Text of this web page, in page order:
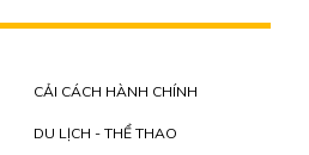
CẢI CÁCH HÀNH CHÍNH
DU LỊCH - THỂ THAO